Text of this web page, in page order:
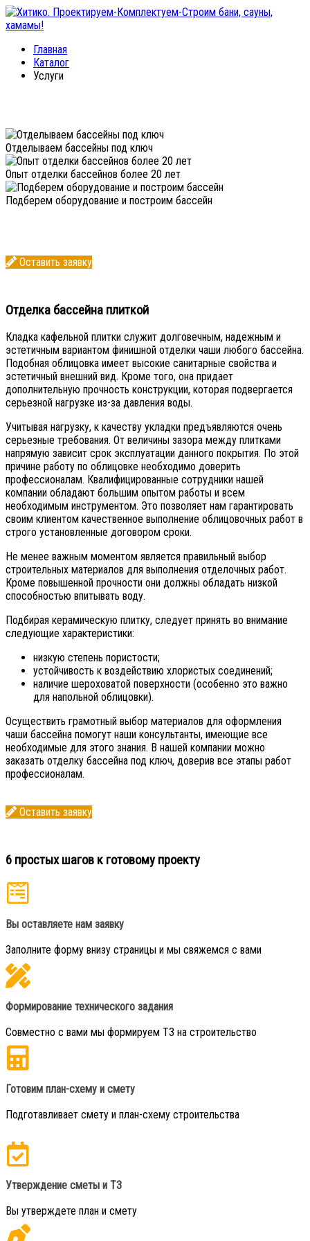
Главная
Каталог
Услуги
Отделываем бассейны под ключ
Опыт отделки бассейнов более 20 лет
Подберем оборудование и построим бассейн
Оставить заявку
Отделка бассейна плиткой
Кладка кафельной плитки служит долговечным, надежным и
эстетичным вариантом финишной отделки чаши любого бассейна.
Подобная облицовка имеет высокие санитарные свойства и
эстетичный внешний вид. Кроме того, она придает
дополнительную прочность конструкции, которая подвергается
серьезной нагрузке из-за давления воды.
Учитывая нагрузку, к качеству укладки предъявляются очень
серьезные требования. От величины зазора между плитками
напрямую зависит срок эксплуатации данного покрытия. По этой
причине работу по облицовке необходимо доверить
профессионалам. Квалифицированные сотрудники нашей
компании обладают большим опытом работы и всем
необходимым инструментом. Это позволяет нам гарантировать
своим клиентом качественное выполнение облицовочных работ в
строго установленные договором сроки.
Не менее важным моментом является правильный выбор
строительных материалов для выполнения отделочных работ.
Кроме повышенной прочности они должны обладать низкой
способностью впитывать воду.
Подбирая керамическую плитку, следует принять во внимание
следующие характеристики:
низкую степень пористости;
устойчивость к воздействию хлористых соединений;
наличие шероховатой поверхности (особенно это важно
для напольной облицовки).
Осуществить грамотный выбор материалов для оформления
чаши бассейна помогут наши консультанты, имеющие все
необходимые для этого знания. В нашей компании можно
заказать отделку бассейна под ключ, доверив все этапы работ
профессионалам.
Оставить заявку
6 простых шагов к готовому проекту
Вы оставляете нам заявку
Заполните форму внизу страницы и мы свяжемся с вами
Формирование технического задания
Совместно с вами мы формируем ТЗ на строительство
Готовим план-схему и смету
Подготавливает смету и план-схему строительства
Утверждение сметы и ТЗ
Вы утверждете план и смету